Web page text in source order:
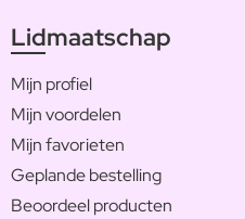
Lidmaatschap
Mijn profiel
Mijn voordelen
Mijn favorieten
Geplande bestelling
Beoordeel producten